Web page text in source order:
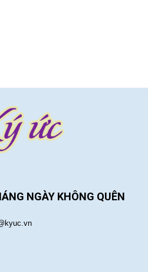
NGÀY KHÔNG QUÊN